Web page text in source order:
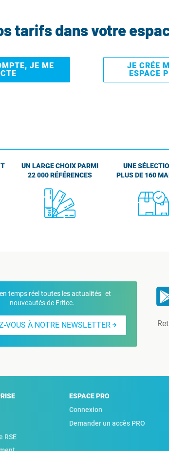
tarifs dans votre
JE ME
JE CRÉE
ESPACE
UN LARGE CHOIX PARMI
22 000 RÉFÉRENCES
UNE
PLUS DE 160
temps réel toutes les actualités et
nouveautés de Fritec.
VOUS À NOTRE NEWSLETTER
RSE
ESPACE PRO
Connexion
Demander un accès PRO